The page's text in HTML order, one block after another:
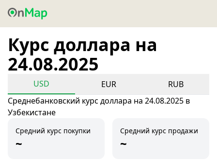
Курс доллара на
24.08.2025
USD EUR
RUB
Среднебанковский курс доллара на 24.08.2025 в
Узбекистане
Средний курс покупки
~
Средний курс продажи
~